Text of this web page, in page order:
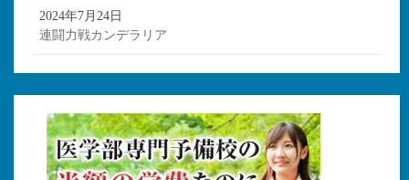
2024年7月24日
連闘力戦カンデラリア